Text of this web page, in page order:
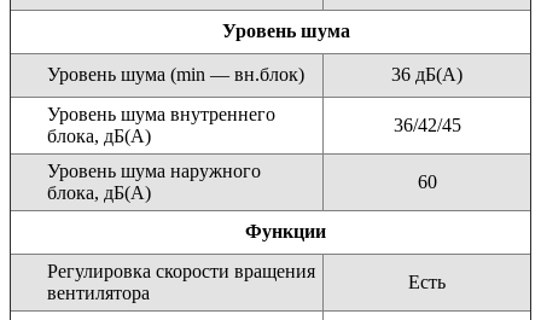
Уровень шума
Уровень шума (min — вн.блок)
36 дБ(А)
Уровень шума внутреннего
блока, дБ(А)
36/42/45
Уровень шума наружного
блока, дБ(А)
60
Функции
Регулировка скорости вращения
вентилятора
Есть